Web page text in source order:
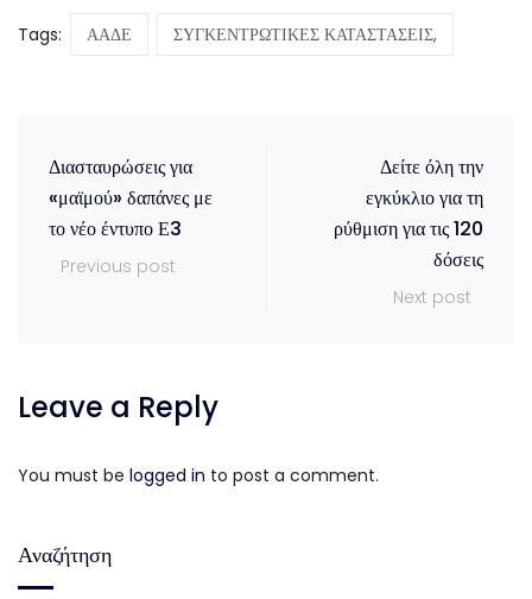
Tags: ΑΑΔΕ ΣΥΓΚΕΝΤΡΩΤΙΚΕΣ ΚΑΤΑΣΤΑΣΕΙΣ,
Διασταυρώσεις για
«μαϊμού» δαπάνες με
το νέο έντυπο Ε3
Previous post
Δείτε όλη την
εγκύκλιο για τη
ρύθμιση για τις 120
δόσεις
Next post
Leave a Reply
You must be logged in to post a comment.
Αναζήτηση